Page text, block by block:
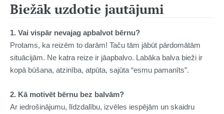
Biežāk uzdotie jautājumi
1. Vai vispār nevajag apbalvot bērnu?
Protams, ka reizēm to darām! Taču tām jābūt pārdomātām
situācijām. Ne katra reize ir jāapbalvo. Labāka balva bieži ir
kopā būšana, atzinība, atpūta, sajūta “esmu pamanīts”.
2. Kā motivēt bērnu bez balvām?
Ar iedrošinājumu, līdzdalību, izvēles iespējām un skaidru